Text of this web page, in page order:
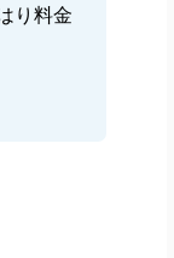
り料金